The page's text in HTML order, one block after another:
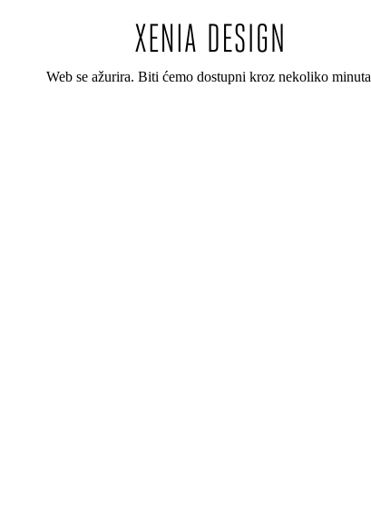
Web se ažurira. Biti ćemo dostupni kroz nekoliko minuta